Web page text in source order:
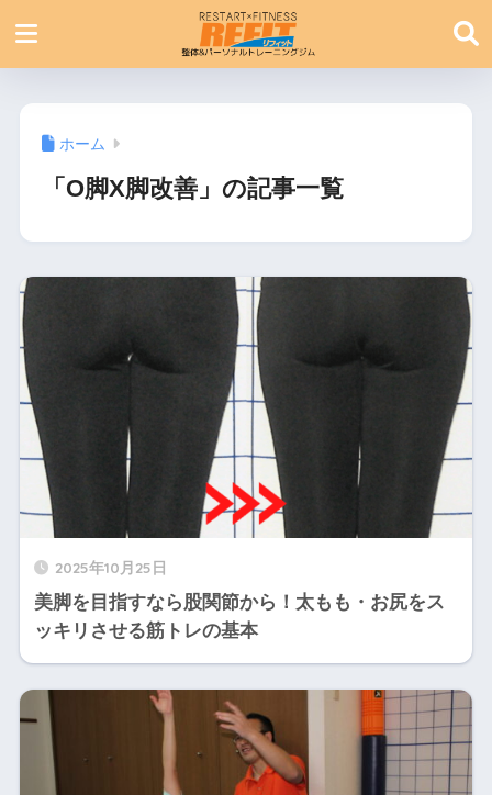
ホーム
「O脚X脚改善」の記事一覧
2025年10月25日
美脚を目指すなら股関節から！太もも・お尻をス
ッキリさせる筋トレの基本